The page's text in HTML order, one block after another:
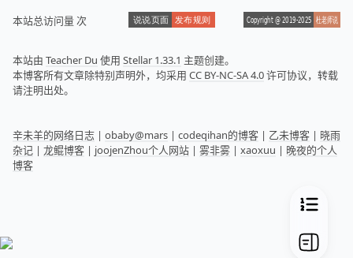
本站总访问量次
本站由 Teacher Du 使用 Stellar 1.33.1 主题创建。
本博客所有文章除特别声明外，均采用 CC BY-NC-SA 4.0许可协议，转载
请注明出处。
辛未羊的网络日志 | obaby@mars | codeqihan的博客 | 乙未博客 | 晓雨
杂记 | 龙鲲博客 | joojenZhou个人网站 | 雾非雾 | xaoxuu | 晚夜的个人
博客